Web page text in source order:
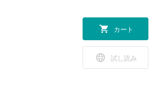
カート
試し読み